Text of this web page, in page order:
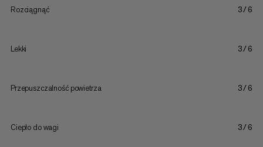
Rozciągnąć 3/6
Lekki 3/6
Przepuszczalność powietrza 3/6
Ciepło do wagi 3/6